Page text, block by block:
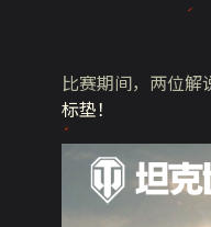
比赛期间，两位
标垫！